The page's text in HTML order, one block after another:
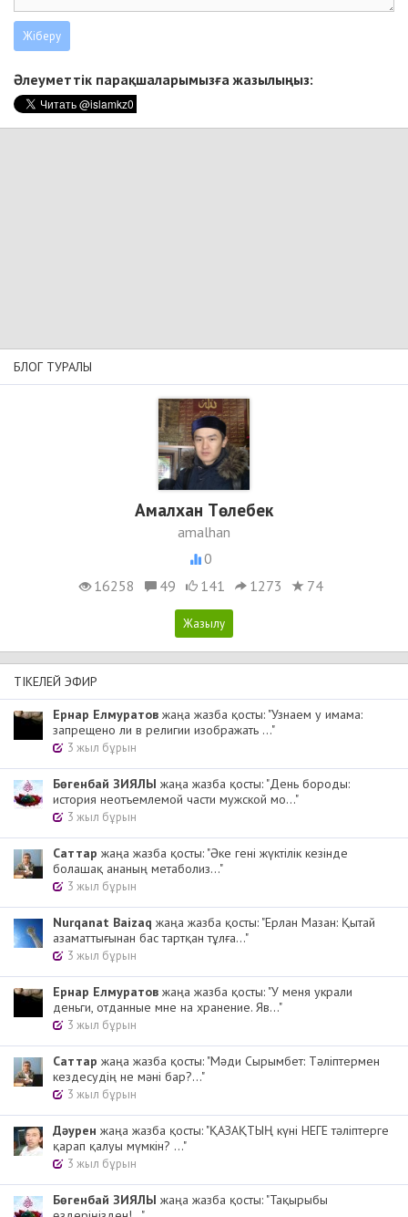
Әлеуметтік парақшаларымызға жазылыңыз:
БЛОГ ТУРАЛЫ
Амалхан Төлебек
amalhan
0
16258
49 141 1273 74
ТІКЕЛЕЙ ЭФИР
Ернар Елмуратов жаңа жазба қосты: "Узнаем у имама:
запрещено ли в религии изображать ..."
3 жыл бұрын
Бөгенбай ЗИЯЛЫ жаңа жазба қосты: "День бороды:
история неотъемлемой части мужской мо..."
3 жыл бұрын
Cаттар жаңа жазба қосты: "Әке гені жүктілік кезінде
болашақ ананың метаболиз..."
3 жыл бұрын
Nurqanat Baizaq жаңа жазба қосты: "Ерлан Мазан: Қытай
азаматтығынан бас тартқан тұлға..."
3 жыл бұрын
Ернар Елмуратов жаңа жазба қосты: "У меня украли
деньги, отданные мне на хранение. Яв..."
3 жыл бұрын
Cаттар жаңа жазба қосты: "Мәди Сырымбет: Тәліптермен
кездесудің не мәні бар?..."
3 жыл бұрын
Дәурен жаңа жазба қосты: "ҚАЗАҚТЫҢ күні НЕГЕ тәліптерге
қарап қалуы мүмкін? ..."
3 жыл бұрын
Бөгенбай ЗИЯЛЫ жаңа жазба қосты: "Тақырыбы